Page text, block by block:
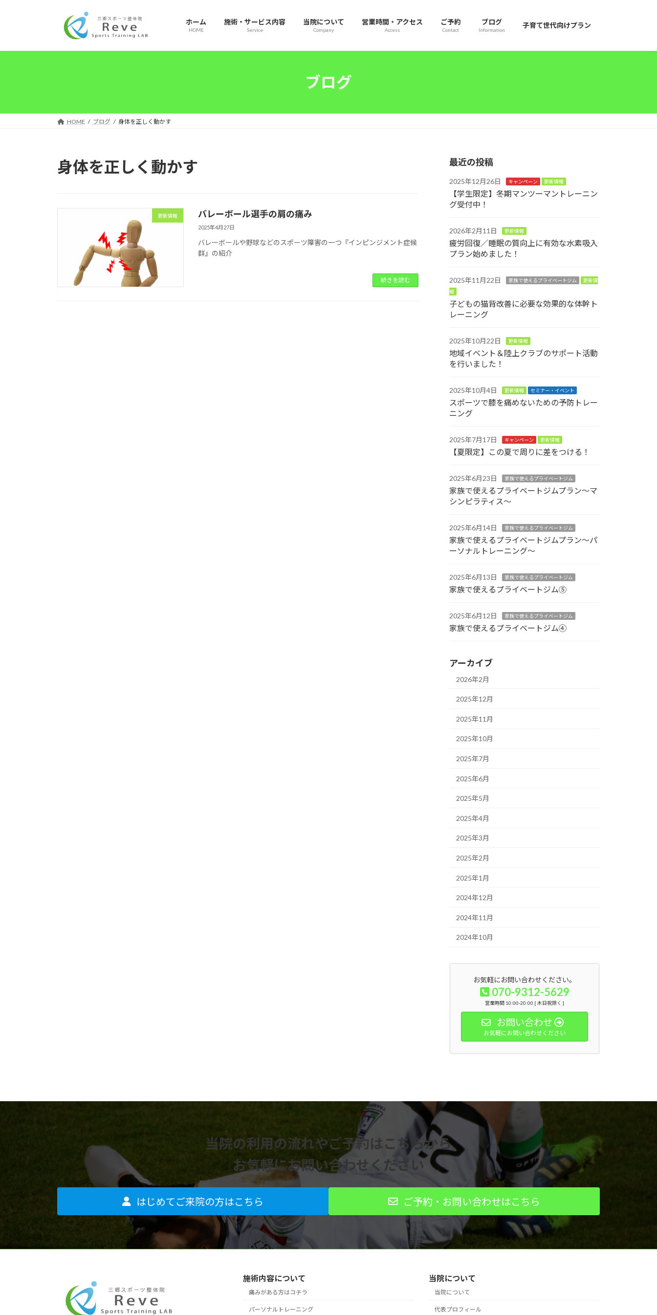
ツ
プ
シ
動
ホーム
HOME
施術・サービス内容
Service
当院について
Company
営業時間・アクセス
Access
ご予約
Contact
ブログ
Information
子育て世代向けプラン
ブログ
HOME ブログ 身体を正しく動かす
身体を正しく動かす
更新情報 バレーボール選手の肩の痛み
2025年4月27日
バレーボールや野球などのスポーツ障害の一つ『インピンジメント症候
群』の紹介
続きを読む
最近の投稿
2025年12月26日 キャンペーン 更新情報
【学生限定】冬期マンツーマントレーニン
グ受付中！
2026年2月11日 更新情報
疲労回復／睡眠の質向上に有効な水素吸入
プラン始めました！
2025年11月22日 家族で使えるプライベートジム
更新情
報
子どもの猫背改善に必要な効果的な体幹ト
レーニング
2025年10月22日 更新情報
地域イベント＆陸上クラブのサポート活動
を行いました！
2025年10月4日 更新情報 セミナー・イベント
スポーツで膝を痛めないための予防トレー
ニング
2025年7月17日 キャンペーン 更新情報
【夏限定】この夏で周りに差をつける！
2025年6月23日 家族で使えるプライベートジム
家族で使えるプライベートジムプラン～マ
シンピラティス～
2025年6月14日 家族で使えるプライベートジム
家族で使えるプライベートジムプラン～パ
ーソナルトレーニング～
2025年6月13日 家族で使えるプライベートジム
家族で使えるプライベートジム⑤
2025年6月12日 家族で使えるプライベートジム
家族で使えるプライベートジム④
アーカイブ
2026年2月
2025年12月
2025年11月
2025年10月
2025年7月
2025年6月
2025年5月
2025年4月
2025年3月
2025年2月
2025年1月
2024年12月
2024年11月
2024年10月
お気軽にお問い合わせください。
070-9312-5629
営業時間 10:00-20:00 [ 木日祝除く ]
お問い合わせ
お気軽にお問い合わせください
当院の利用の流れやご予約はこちらから
お気軽にお問い合わせください
はじめてご来院の方はこちら ご予約・お問い合わせはこちら
施術内容について
痛みがある方はコチラ
パーソナルトレーニング
当院について
当院について
代表プロフィール